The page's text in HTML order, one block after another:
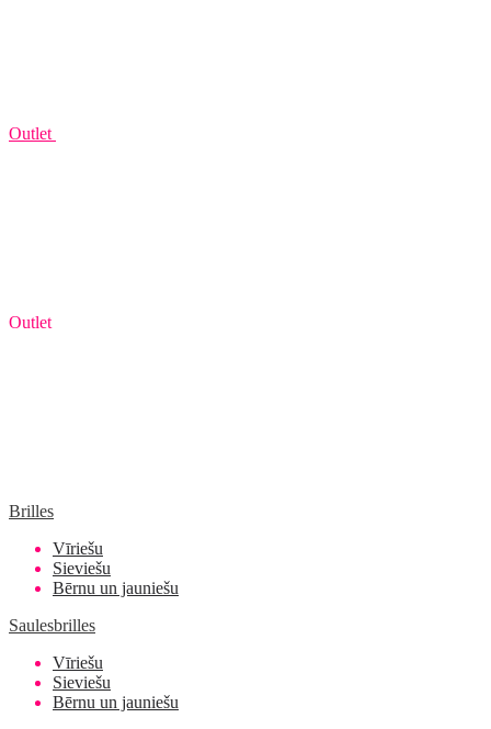
Outlet
Outlet
Brilles
Vīriešu
Sieviešu
Bērnu un jauniešu
Saulesbrilles
Vīriešu
Sieviešu
Bērnu un jauniešu